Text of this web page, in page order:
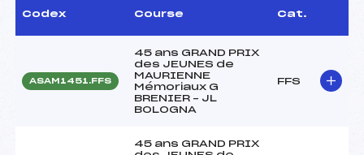
Codex Course Cat.
ASAM1451.FFS
45 ans GRAND PRIX
des JEUNES de
MAURIENNE
Mémoriaux G
BRENIER – JL
BOLOGNA
FFS
45 ans GRAND PRIX